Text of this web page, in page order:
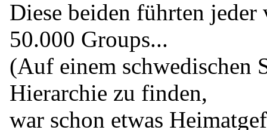
Diese beiden führten jeder
50.000 Groups...
(Auf einem schwedischen
Hierarchie zu finden,
war schon etwas